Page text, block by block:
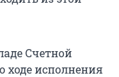
Счетной
ходе исполнения